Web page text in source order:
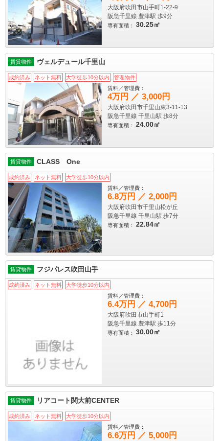
大阪府吹田市山手町1-22-9
阪急千里線 豊津駅歩9分
専有面積：30.25㎡
賃貸物件 ヴェルデュール千里山
成約済み ネット無料 大学徒歩10分以内
管理物件
賃料／管理費：
4万円 ／ 3,000円
大阪府吹田市千里山東3-11-13
阪急千里線 千里山駅歩8分
専有面積：24.00㎡
賃貸物件 CLASS One
成約済み ネット無料
大学徒歩10分以内
賃料／管理費：
6.8万円 ／ 2,000円
大阪府吹田市千里山松が丘
阪急千里線 千里山駅歩7分
専有面積：22.84㎡
賃貸物件 フジパレス吹田山手
成約済み ネット無料
大学徒歩10分以内
賃料／管理費：
6.4万円 ／ 4,700円
大阪府吹田市山手町1
阪急千里線 豊津駅歩11分
専有面積：30.00㎡
賃貸物件 リアコート関大前CENTER
成約済み ネット無料
大学徒歩10分以内
賃料／管理費：
6.6万円 ／ 5,000円